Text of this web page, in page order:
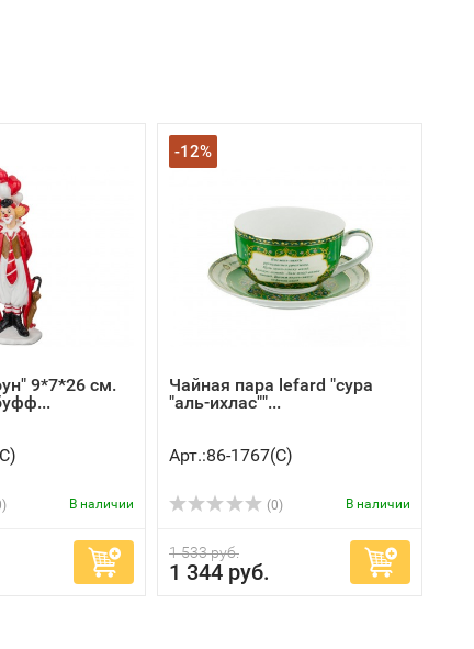
9*7*26 см.
В наличии
-12%
Чайная пара lefard "сура
"аль-ихлас""...
Арт.:86-1767(C)
(0) В наличии
1 533 руб.
1 344 руб.